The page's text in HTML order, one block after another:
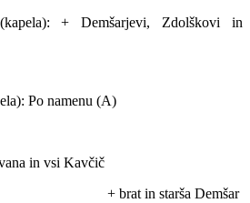
+ Demšarjevi, Zdolškovi in
Po namenu (A)
in vsi Kavčič
+ brat in starša Demšar